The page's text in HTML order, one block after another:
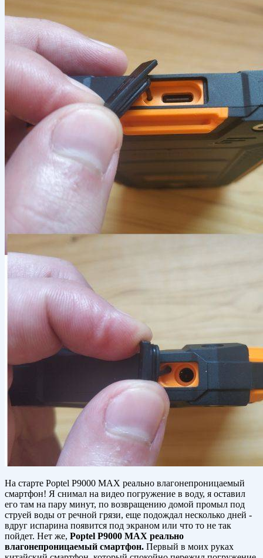
На старте Poptel P9000 MAX реально влагонепроницаемый
смартфон! Я снимал на видео погружение в воду, я оставил
его там на пару минут, по возвращению домой промыл под
струей воды от речной грязи, еще подождал несколько дней -
вдруг испарина появится под экраном или что то не так
пойдет. Нет же, Poptel P9000 MAX реально
влагонепроницаемый смартфон. Первый в моих руках